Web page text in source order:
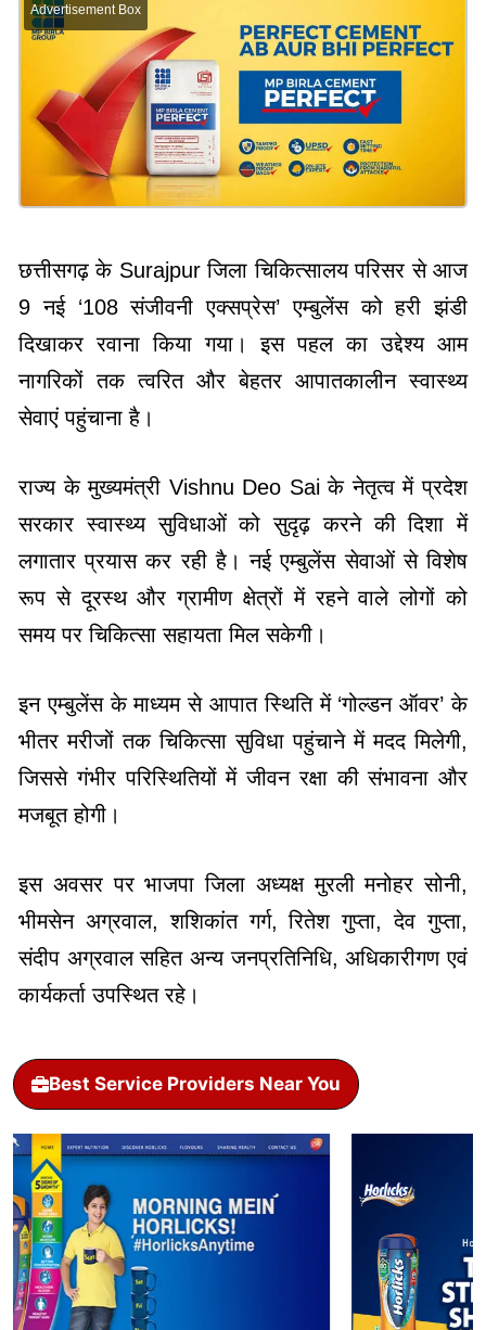
Advertisement Box
छत्तीसगढ़ के Surajpur जिला चिकित्सालय परिसर से आज
9 नई ‘108 संजीवनी एक्सप्रेस’ एम्बुलेंस को हरी झंडी
दिखाकर रवाना किया गया। इस पहल का उद्देश्य आम
नागरिकों तक त्वरित और बेहतर आपातकालीन स्वास्थ्य
सेवाएं पहुंचाना है।
राज्य के मुख्यमंत्री Vishnu Deo Sai के नेतृत्व में प्रदेश
सरकार स्वास्थ्य सुविधाओं को सुदृढ़ करने की दिशा में
लगातार प्रयास कर रही है। नई एम्बुलेंस सेवाओं से विशेष
रूप से दूरस्थ और ग्रामीण क्षेत्रों में रहने वाले लोगों को
समय पर चिकित्सा सहायता मिल सकेगी।
इन एम्बुलेंस के माध्यम से आपात स्थिति में ‘गोल्डन ऑवर’ के
भीतर मरीजों तक चिकित्सा सुविधा पहुंचाने में मदद मिलेगी,
जिससे गंभीर परिस्थितियों में जीवन रक्षा की संभावना और
मजबूत होगी।
इस अवसर पर भाजपा जिला अध्यक्ष मुरली मनोहर सोनी,
भीमसेन अग्रवाल, शशिकांत गर्ग, रितेश गुप्ता, देव गुप्ता,
संदीप अग्रवाल सहित अन्य जनप्रतिनिधि, अधिकारीगण एवं
कार्यकर्ता उपस्थित रहे।
Best Service Providers Near You